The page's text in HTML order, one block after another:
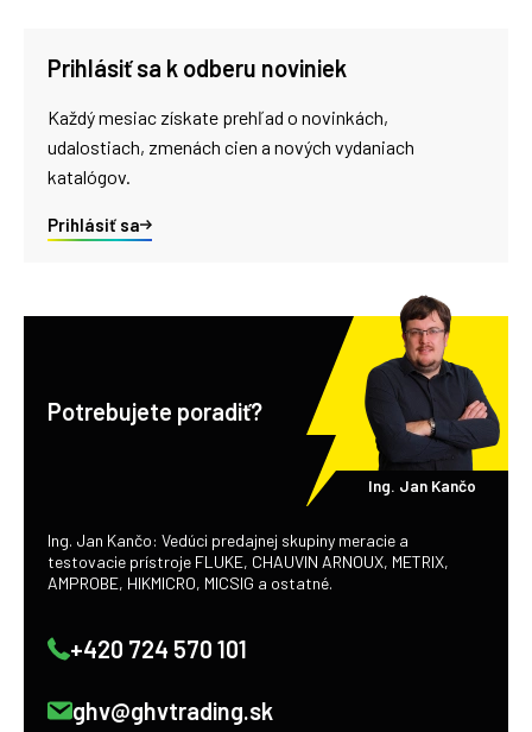
Prihlásiť sa k odberu noviniek
Každý mesiac získate prehľad o novinkách,
udalostiach, zmenách cien a nových vydaniach
katalógov.
Prihlásiť sa
Potrebujete poradiť?
Ing. Jan Kančo
Ing. Jan Kančo: Vedúci predajnej skupiny meracie a
testovacie prístroje FLUKE, CHAUVIN ARNOUX, METRIX,
AMPROBE, HIKMICRO, MICSIG a ostatné.
+420 724 570 101
ghv@ghvtrading.sk